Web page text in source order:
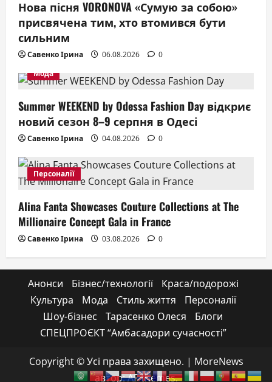
Нова пісня VORONOVA «Сумую за собою»
присвячена тим, хто втомився бути
сильним
Савенко Ірина 06.08.2026
0
Мода
Summer WEEKEND by Odessa Fashion Day відкриє
новий сезон 8–9 серпня в Одесі
Савенко Ірина 04.08.2026 0
Персоналії
Alina Fanta Showcases Couture Collections at The
Millionaire Concept Gala in France
Савенко Ірина 03.08.2026 0
Анонси Бізнес/технології
Краса/подорожі
Культура
Мода Стиль життя
Персоналії
Шоу-бізнес
Тарасенко Олеся
Блоги
СПЕЦПРОЄКТ “Амбасадори сучасності”
Copyright © Усі права захищено. | MoreNews
автор: AF themes.